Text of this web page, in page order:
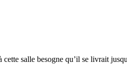
salle besogne qu’il se livrait